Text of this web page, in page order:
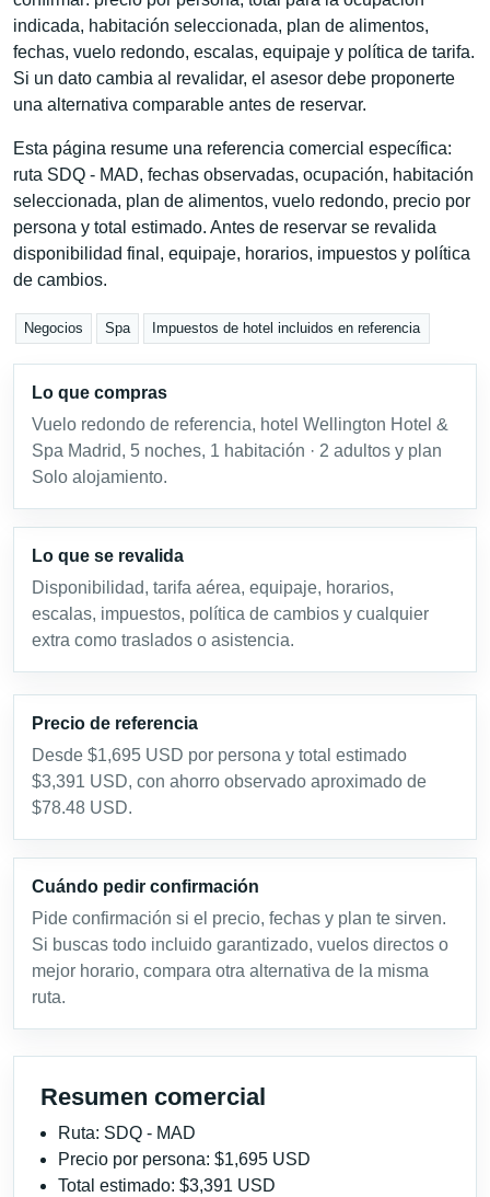
indicada, habitación seleccionada, plan de alimentos,
fechas, vuelo redondo, escalas, equipaje y política de tarifa.
Si un dato cambia al revalidar, el asesor debe proponerte
una alternativa comparable antes de reservar.
Esta página resume una referencia comercial específica:
ruta SDQ - MAD, fechas observadas, ocupación, habitación
seleccionada, plan de alimentos, vuelo redondo, precio por
persona y total estimado. Antes de reservar se revalida
disponibilidad final, equipaje, horarios, impuestos y política
de cambios.
Negocios Spa Impuestos de hotel incluidos en referencia
Lo que compras
Vuelo redondo de referencia, hotel Wellington Hotel &
Spa Madrid, 5 noches, 1 habitación · 2 adultos y plan
Solo alojamiento.
Lo que se revalida
Disponibilidad, tarifa aérea, equipaje, horarios,
escalas, impuestos, política de cambios y cualquier
extra como traslados o asistencia.
Precio de referencia
Desde $1,695 USD por persona y total estimado
$3,391 USD, con ahorro observado aproximado de
$78.48 USD.
Cuándo pedir confirmación
Pide confirmación si el precio, fechas y plan te sirven.
Si buscas todo incluido garantizado, vuelos directos o
mejor horario, compara otra alternativa de la misma
ruta.
Resumen comercial
Ruta: SDQ - MAD
Precio por persona: $1,695 USD
Total estimado: $3,391 USD